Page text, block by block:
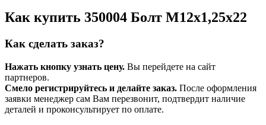
Как купить 350004 Болт М12х1,25х22
Как сделать заказ?
Нажать кнопку узнать цену. Вы перейдете на сайт
партнеров.
Смело регистрируйтесь и делайте заказ. После оформления
заявки менеджер сам Вам перезвонит, подтвердит наличие
деталей и проконсультирует по оплате.